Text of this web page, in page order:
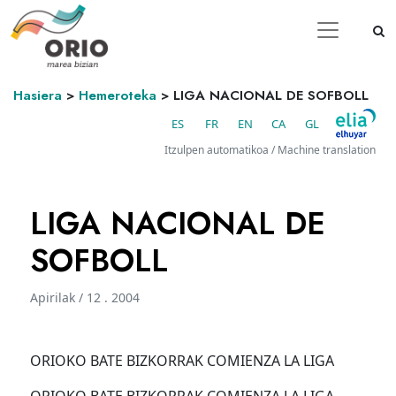
Hasiera > Hemeroteka > LIGA NACIONAL DE SOFBOLL
ES FR EN CA GL
Itzulpen automatikoa / Machine translation
LIGA NACIONAL DE
SOFBOLL
Apirilak / 12 . 2004
ORIOKO BATE BIZKORRAK COMIENZA LA LIGA